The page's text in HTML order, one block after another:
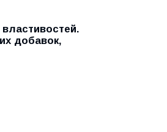
добавок,